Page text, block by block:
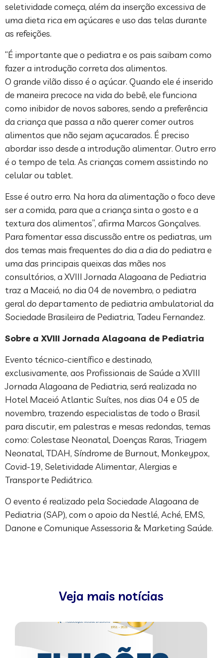
seletividade começa, além da inserção excessiva de
uma dieta rica em açúcares e uso das telas durante
as refeições.
“É importante que o pediatra e os pais saibam como
fazer a introdução correta dos alimentos.
O grande vilão disso é o açúcar. Quando ele é inserido
de maneira precoce na vida do bebê, ele funciona
como inibidor de novos sabores, sendo a preferência
da criança que passa a não querer comer outros
alimentos que não sejam açucarados. É preciso
abordar isso desde a introdução alimentar. Outro erro
é o tempo de tela. As crianças comem assistindo no
celular ou tablet.
Esse é outro erro. Na hora da alimentação o foco deve
ser a comida, para que a criança sinta o gosto e a
textura dos alimentos”, afirma Marcos Gonçalves.
Para fomentar essa discussão entre os pediatras, um
dos temas mais frequentes do dia a dia do pediatra e
uma das principais queixas das mães nos
consultórios, a XVIII Jornada Alagoana de Pediatria
traz a Maceió, no dia 04 de novembro, o pediatra
geral do departamento de pediatria ambulatorial da
Sociedade Brasileira de Pediatria, Tadeu Fernandez.
Sobre a XVIII Jornada Alagoana de Pediatria
Evento técnico-científico e destinado,
exclusivamente, aos Profissionais de Saúde a XVIII
Jornada Alagoana de Pediatria, será realizada no
Hotel Maceió Atlantic Suítes, nos dias 04 e 05 de
novembro, trazendo especialistas de todo o Brasil
para discutir, em palestras e mesas redondas, temas
como: Colestase Neonatal, Doenças Raras, Triagem
Neonatal, TDAH, Síndrome de Burnout, Monkeypox,
Covid-19, Seletividade Alimentar, Alergias e
Transporte Pediátrico.
O evento é realizado pela Sociedade Alagoana de
Pediatria (SAP), com o apoio da Nestlé, Aché, EMS,
Danone e Comunique Assessoria & Marketing Saúde.
Veja mais notícias